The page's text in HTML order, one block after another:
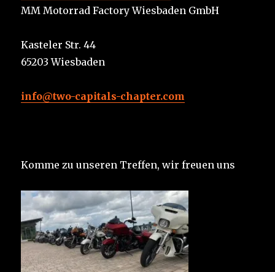
MM Motorrad Factory Wiesbaden GmbH
Kasteler Str. 44
65203 Wiesbaden
info@two-capitals-chapter.com
Komme zu unseren Treffen, wir freuen uns